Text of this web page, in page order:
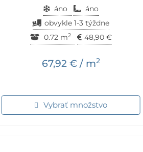
áno
áno
obvykle 1-3 týždne
0.72 m2 48,90 €
67,92 €/ m2
Vybrať množstvo